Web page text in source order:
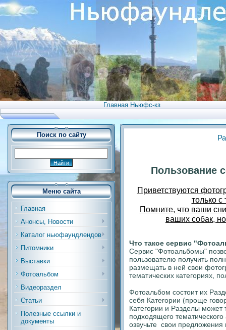
Главная Ньюфс-кз
Поиск по сайту
Меню сайта
Главная
Анонсы, Новости
Каталог ньюфаундлендов
Питомники
Выставки
Фотоальбом
Видеораздел
Статьи
Полезные ссылки и
документы
Пользование
Приветствуются
только с
Помните, что ваши
ваших собак,
Что такое сервис
Сервис "Фотоальбомы"
пользователю получить
размещать в ней свои
тематических категориях,
Фотоальбом состоит их
себя Категории (проще
Категории и Разделы
подходящего
озвучьте свои